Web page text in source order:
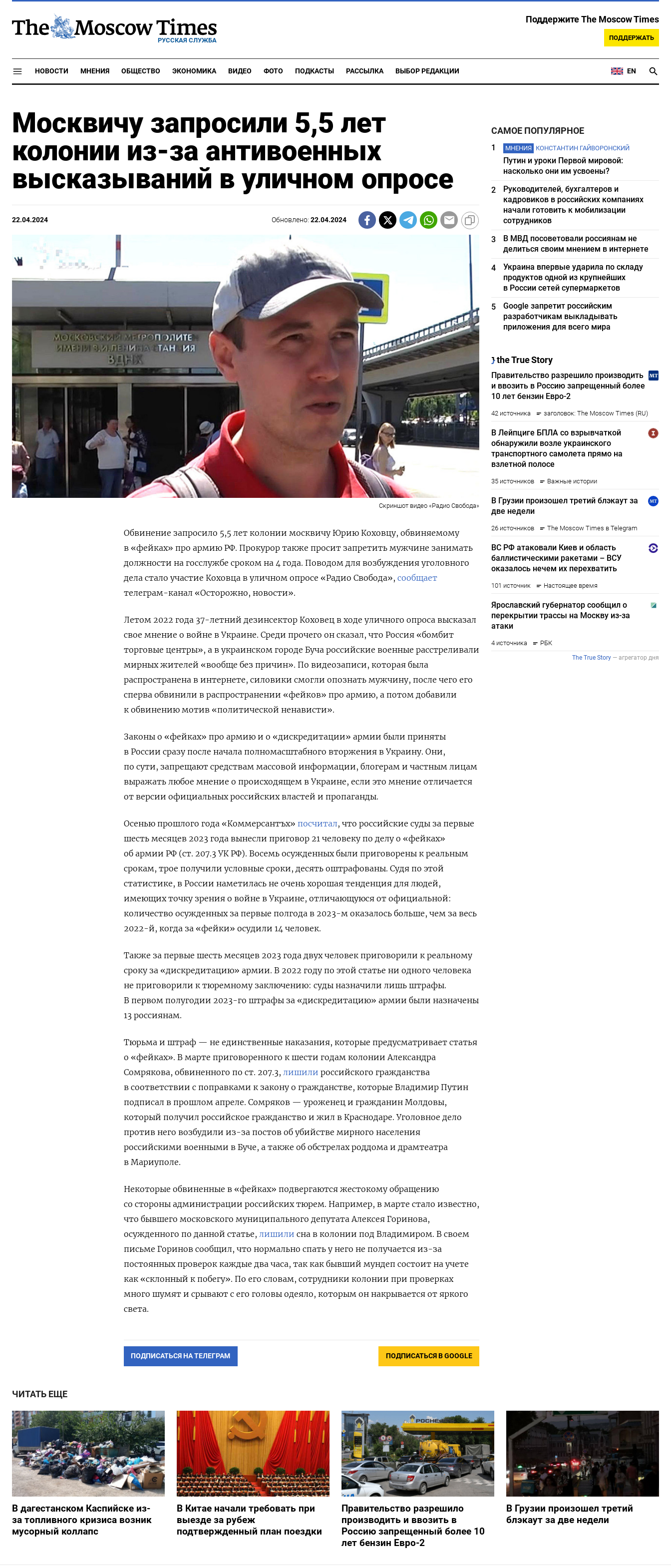
РУССКАЯ СЛУЖБА
Поддержите The Moscow Times
ПОДДЕРЖАТЬ
НОВОСТИ МНЕНИЯ ОБЩЕСТВО ЭКОНОМИКА ВИДЕО ФОТО ПОДКАСТЫ РАССЫЛКА ВЫБОР РЕДАКЦИИ EN
Москвичу запросили 5,5 лет
колонии из-за антивоенных
высказываний в уличном опросе
22.04.2024 Обновлено:22.04.2024
Скриншот видео «Радио Свобода»
Обвинение запросило 5,5 лет колонии москвичу Юрию Коховцу, обвиняемому
в «фейках» про армию РФ. Прокурор также просит запретить мужчине занимать
должности на госслужбе сроком на 4 года. Поводом для возбуждения уголовного
дела стало участие Коховца в уличном опросе «Радио Свобода», сообщает
телеграм-канал «Осторожно, новости».
Летом 2022 года 37-летний дезинсектор Коховец в ходе уличного опроса высказал
свое мнение о войне в Украине. Среди прочего он сказал, что Россия «бомбит
торговые центры», а в украинском городе Буча российские военные расстреливали
мирных жителей «вообще без причин». По видеозаписи, которая была
распространена в интернете, силовики смогли опознать мужчину, после чего его
сперва обвинили в распространении «фейков» про армию, а потом добавили
к обвинению мотив «политической ненависти».
Законы о «фейках» про армию и о «дискредитации» армии были приняты
в России сразу после начала полномасштабного вторжения в Украину. Они,
по сути, запрещают средствам массовой информации, блогерам и частным лицам
выражать любое мнение о происходящем в Украине, если это мнение отличается
от версии официальных российских властей и пропаганды.
Осенью прошлого года «Коммерсантъх» посчитал, что российские суды за первые
шесть месяцев 2023 года вынесли приговор 21 человеку по делу о «фейках»
об армии РФ (ст. 207.3 УК РФ). Восемь осужденных были приговорены к реальным
срокам, трое получили условные сроки, десять оштрафованы. Судя по этой
статистике, в России наметилась не очень хорошая тенденция для людей,
имеющих точку зрения о войне в Украине, отличающуюся от официальной:
количество осужденных за первые полгода в 2023-м оказалось больше, чем за весь
2022-й, когда за «фейки» осудили 14 человек.
Также за первые шесть месяцев 2023 года двух человек приговорили к реальному
сроку за «дискредитацию» армии. В 2022 году по этой статье ни одного человека
не приговорили к тюремному заключению: суды назначили лишь штрафы.
В первом полугодии 2023-го штрафы за «дискредитацию» армии были назначены
13 россиянам.
Тюрьма и штраф — не единственные наказания, которые предусматривает статья
о «фейках». В марте приговоренного к шести годам колонии Александра
Сомрякова, обвиненного по ст. 207.3, лишили российского гражданства
в соответствии с поправками к закону о гражданстве, которые Владимир Путин
подписал в прошлом апреле. Сомряков — уроженец и гражданин Молдовы,
который получил российское гражданство и жил в Краснодаре. Уголовное дело
против него возбудили из-за постов об убийстве мирного населения
российскими военными в Буче, а также об обстрелах роддома и драмтеатра
в Мариуполе.
Некоторые обвиненные в «фейках» подвергаются жестокому обращению
со стороны администрации российских тюрем. Например, в марте стало известно,
что бывшего московского муниципального депутата Алексея Горинова,
осужденного по данной статье, лишили сна в колонии под Владимиром. В своем
письме Горинов сообщил, что нормально спать у него не получается из-за
постоянных проверок каждые два часа, так как бывший мундеп состоит на учете
как «склонный к побегу». По его словам, сотрудники колонии при проверках
много шумят и срывают с его головы одеяло, которым он накрывается от яркого
света.
ПОДПИСАТЬСЯ НА ТЕЛЕГРАМ ПОДПИСАТЬСЯ В GOOGLE
САМОЕ ПОПУЛЯРНОЕ
1 МНЕНИЯ КОНСТАНТИН ГАЙВОРОНСКИЙ
Путин и уроки Первой мировой:
насколько они им усвоены?
2
Руководителей, бухгалтеров и
кадровиков в российских компаниях
начали готовить к мобилизации
сотрудников
3
В МВД посоветовали россиянам не
делиться своим мнением в интернете
4
Украина впервые ударила по складу
продуктов одной из крупнейших
в России сетей супермаркетов
5
Google запретит российским
разработчикам выкладывать
приложения для всего мира
ЧИТАТЬ ЕЩЕ
В дагестанском Каспийске из-
за топливного кризиса возник
мусорный коллапс
В Китае начали требовать при
выезде за рубеж
подтвержденный план поездки
Правительство разрешило
производить и ввозить в
Россию запрещенный более 10
лет бензин Евро-2
В Грузии произошел третий
блэкаут за две недели